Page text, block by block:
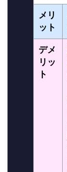
メリ
ット
デメ
リッ
ト